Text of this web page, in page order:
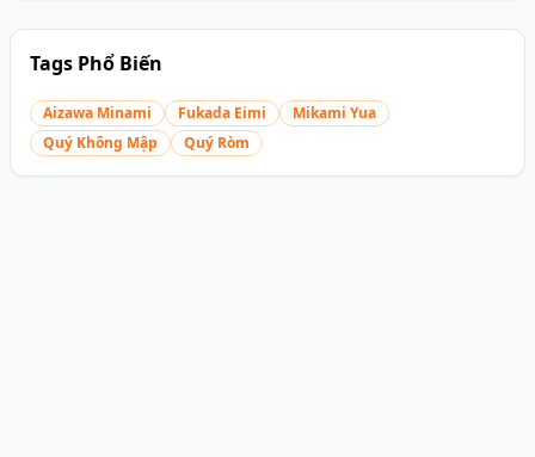
Tags Phổ Biến
Aizawa Minami Fukada Eimi
Mikami Yua
Quý Không Mập
Quý Ròm